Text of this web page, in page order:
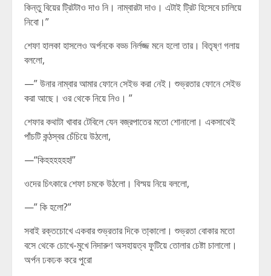
কিন্তু বিয়ের ট্রিটটাও দাও নি। নাম্বারটা দাও। এটাই ট্রিট হিসেবে চালিয়ে
নিবো।”
শেফা হালকা হাসলেও অর্পনকে বড্ড নির্লজ্জ মনে হলো তার। বিতৃষ্ণ গলায়
বললো,
—” উনার নাম্বার আমার ফোনে সেইভ করা নেই। শুভ্রতার ফোনে সেইভ
করা আছে। ওর থেকে নিয়ে নিও। ”
শেফার কথাটা খাবার টেবিলে যেন বজ্রপাতের মতো শোনালো। একসাথেই
পাঁচটি কন্ঠস্বর চেঁচিয়ে উঠলো,
—“কিহহহহহহ!”
ওদের চিৎকারে শেফা চমকে উঠলো। বিস্ময় নিয়ে বললো,
—” কি হলো?”
সবাই রক্তচোখে একবার শুভ্রতার দিকে তা্কালো। শুভ্রতা বোকার মতো
বসে থেকে চোখে-মুখে নিদারুণ অসহায়ত্ব ফুটিয়ে তোলার চেষ্টা চালালো।
অর্পন ঢকঢক করে পুরো